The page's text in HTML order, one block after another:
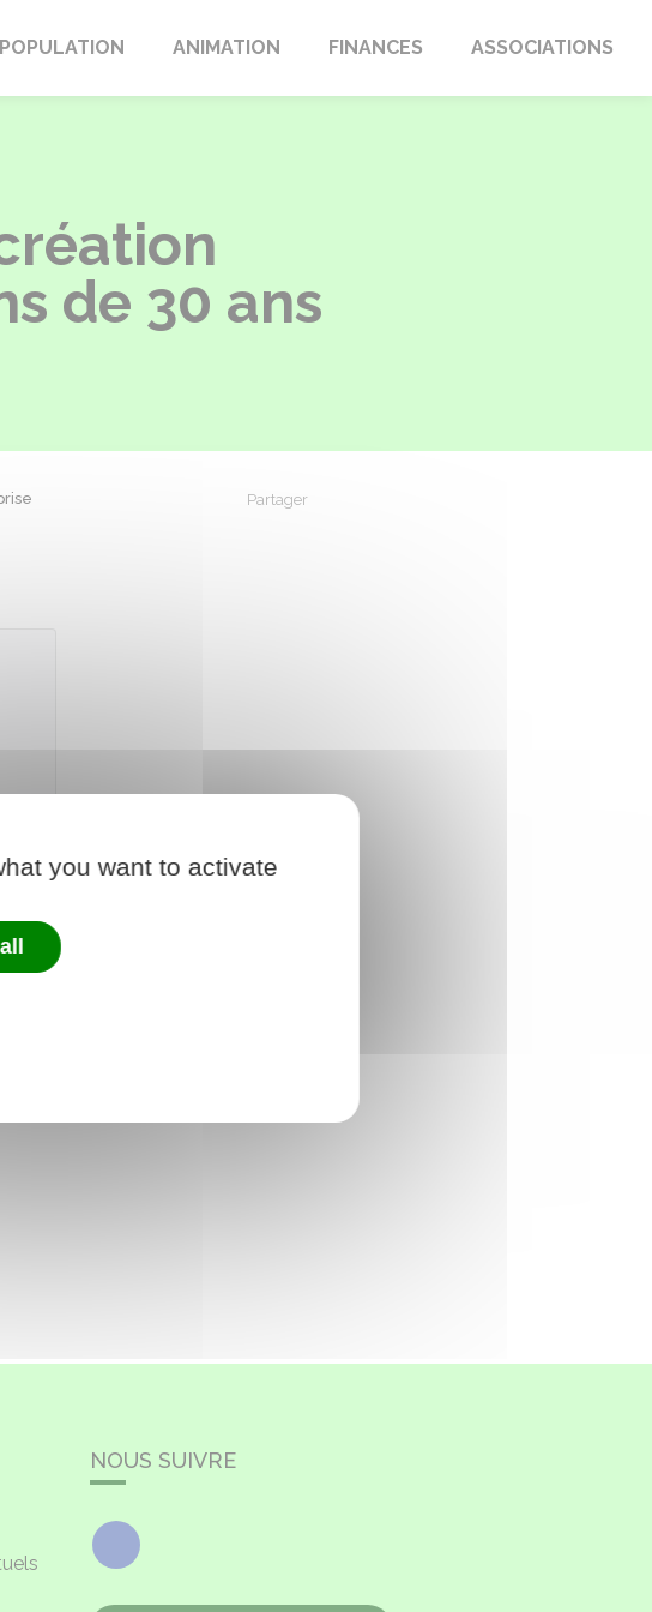
POPULATION ANIMATION FINANCES ASSOCIATIONS
de 30 ans
Partager
NOUS SUIVRE
Facebook
you want to activate